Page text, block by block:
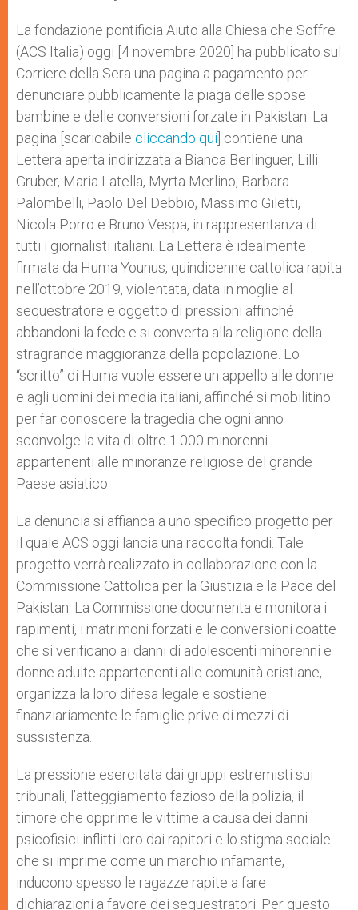
p
p
g
e
r
o
k
r
La fondazione pontificia Aiuto alla Chiesa che Soffre
(ACS Italia) oggi [4 novembre 2020] ha pubblicato sul
Corriere della Sera una pagina a pagamento per
denunciare pubblicamente la piaga delle spose
bambine e delle conversioni forzate in Pakistan. La
pagina [scaricabile cliccando qui ] contiene una
Lettera aperta indirizzata a Bianca Berlinguer, Lilli
Gruber, Maria Latella, Myrta Merlino, Barbara
Palombelli, Paolo Del Debbio, Massimo Giletti,
Nicola Porro e Bruno Vespa, in rappresentanza di
tutti i giornalisti italiani. La Lettera è idealmente
firmata da Huma Younus, quindicenne cattolica rapita
nell’ottobre 2019, violentata, data in moglie al
sequestratore e oggetto di pressioni affinché
abbandoni la fede e si converta alla religione della
stragrande maggioranza della popolazione. Lo
“scritto” di Huma vuole essere un appello alle donne
e agli uomini dei media italiani, affinché si mobilitino
per far conoscere la tragedia che ogni anno
sconvolge la vita di oltre 1.000 minorenni
appartenenti alle minoranze religiose del grande
Paese asiatico.
La denuncia si affianca a uno specifico progetto per
il quale ACS oggi lancia una raccolta fondi. Tale
progetto verrà realizzato in collaborazione con la
Commissione Cattolica per la Giustizia e la Pace del
Pakistan. La Commissione documenta e monitora i
rapimenti, i matrimoni forzati e le conversioni coatte
che si verificano ai danni di adolescenti minorenni e
donne adulte appartenenti alle comunità cristiane,
organizza la loro difesa legale e sostiene
finanziariamente le famiglie prive di mezzi di
sussistenza.
La pressione esercitata dai gruppi estremisti sui
tribunali, l’atteggiamento fazioso della polizia, il
timore che opprime le vittime a causa dei danni
psicofisici inflitti loro dai rapitori e lo stigma sociale
che si imprime come un marchio infamante,
inducono spesso le ragazze rapite a fare
dichiarazioni a favore dei sequestratori. Per questo